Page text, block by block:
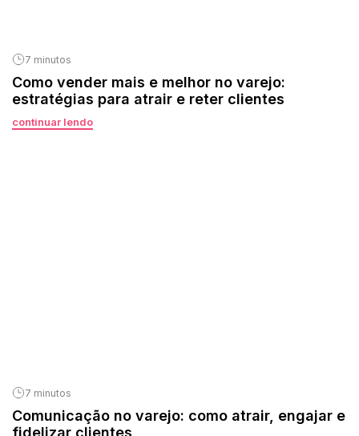
7 minutos
Como vender mais e melhor no varejo:
estratégias para atrair e reter clientes
continuar lendo
7 minutos
Comunicação no varejo: como atrair, engajar e
fidelizar clientes